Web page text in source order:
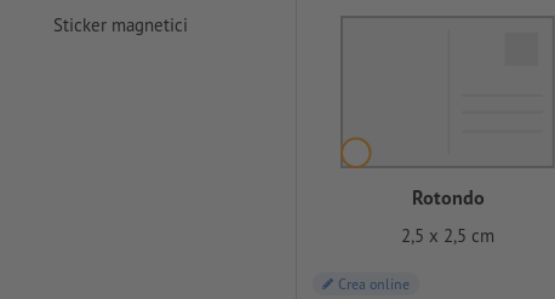
Sticker magnetici
Rotondo
2,5 x 2,5 cm
Crea online